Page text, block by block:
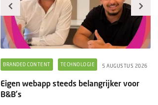
BRANDED CONTENT TECHNOLOGIE 5 AUGUSTUS 2026
Eigen webapp steeds belangrijker voor
B&B's